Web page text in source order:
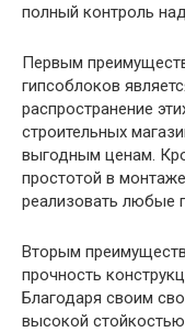
полный контроль
Первым
гипсоблоков
распространение
строительных
выгодным ценам.
простотой в
реализовать любые
Вторым
прочность
Благодаря своим
высокой